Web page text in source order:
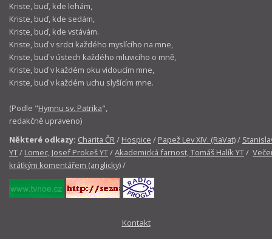
Kriste, buď, kde lehám,
Kriste, buď, kde sedám,
Kriste, buď, kde vstávám.
Kriste, buď v srdci každého myslícího na mne,
Kriste, buď v ústech každého mluvicího o mně,
Kriste, buď v každém oku vidoucím mne,
Kriste, buď v každém uchu slyšícím mne.
(Podle "Hymnu sv. Patrika",
redakčně upraveno)
Některé odkazy: Charita ČR/ Hospice / Papež Lev XIV. (RaVat)/
YT/ Lomec, Josef Prokeš YT/Akademická farnost, Tomáš Halík YT/
krátkým komentářem (anglicky)/
Kontakt